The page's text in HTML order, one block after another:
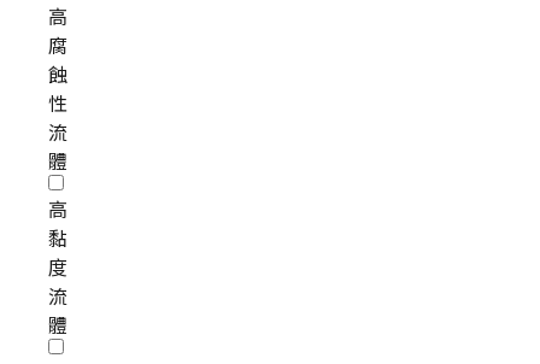
高
腐
蝕
性
流
體
高
黏
度
流
體